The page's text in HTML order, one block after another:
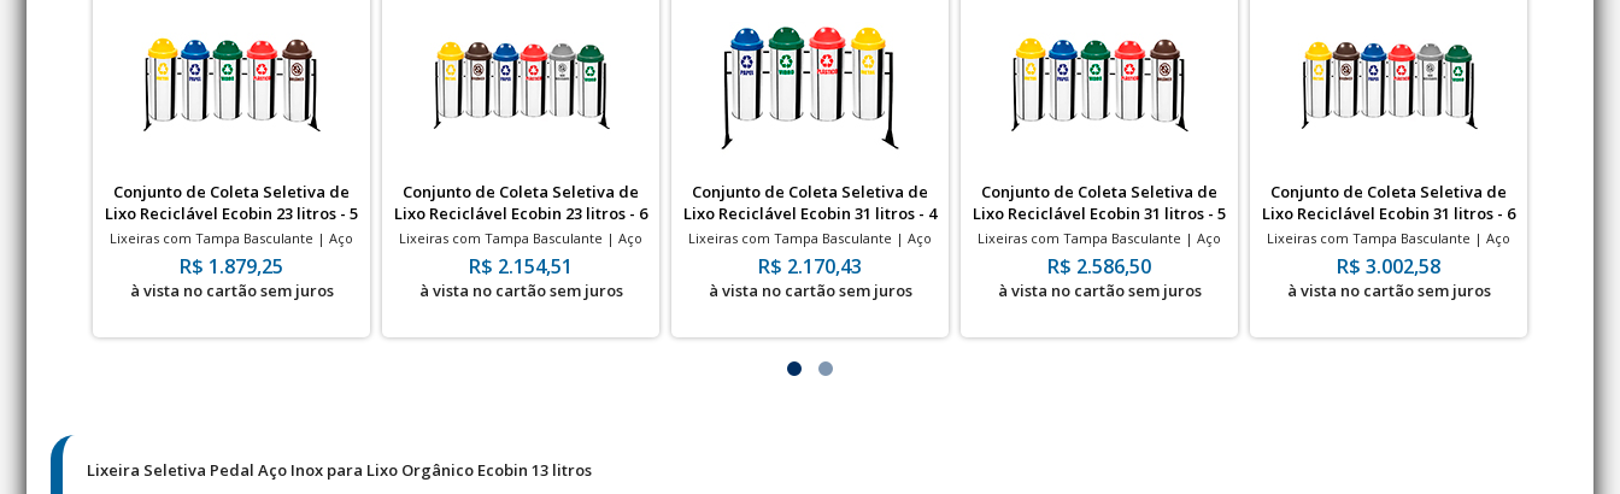
Conjunto de Coleta Seletiva de
Lixo Reciclável Ecobin 23 litros - 5
Lixeiras
Lixeiras com Tampa Basculante | Aço
Inox | 23 Litros | 240x500mm
R$ 1.879,25
à vista no cartão sem juros
Conjunto de Coleta Seletiva de
Lixo Reciclável Ecobin 23 litros - 6
Lixeiras
Lixeiras com Tampa Basculante | Aço
Inox | 23 Litros | 240x500mm
R$ 2.154,51
à vista no cartão sem juros
Conjunto de Coleta Seletiva de
Lixo Reciclável Ecobin 31 litros - 4
Lixeiras
Lixeiras com Tampa Basculante | Aço
Inox | 31 Litros | 240x700mm
R$ 2.170,43
à vista no cartão sem juros
Conjunto de Coleta Seletiva de
Lixo Reciclável Ecobin 31 litros - 5
Lixeiras
Lixeiras com Tampa Basculante | Aço
Inox | 31 Litros | 240x700mm
R$ 2.586,50
à vista no cartão sem juros
Conjunto de Coleta Seletiva de
Lixo Reciclável Ecobin 31 litros - 6
Lixeiras
Lixeiras com Tampa Basculante | Aço
Inox | 31 Litros | 240x700mm
R$ 3.002,58
à vista no cartão sem juros
Lixeira Seletiva Pedal Aço Inox para Lixo Orgânico Ecobin 13 litros